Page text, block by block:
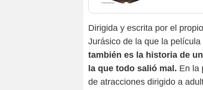
Dirigida y escrita por el propio
Jurásico de la que la
también es la historia de
la que todo salió mal. En la
de atracciones dirigido a